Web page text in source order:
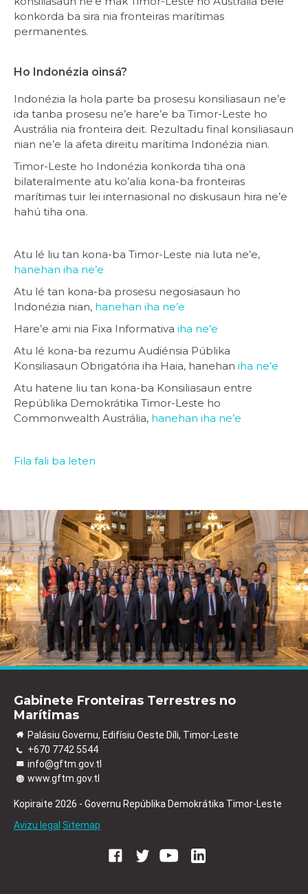
konkorda ba sira nia fronteiras marítimas
permanentes.
Ho Indonézia oinsá?
Indonézia la hola parte ba prosesu konsiliasaun ne’e
ida tanba prosesu ne’e hare’e ba Timor-Leste ho
Austrália nia fronteira deit. Rezultadu final konsiliasaun
nian ne’e la afeta direitu marítima Indonézia nian.
Timor-Leste ho Indonézia konkorda tiha ona
bilateralmente atu ko’alia kona-ba fronteiras
marítimas tuir lei internasional no diskusaun hira ne’e
hahú tiha ona.
Atu lé liu tan kona-ba Timor-Leste nia luta ne’e,
hanehan iha ne’e
Atu lé tan kona-ba prosesu negosiasaun ho
Indonézia nian, hanehan iha ne’e
Hare’e ami nia Fixa Informativa iha ne’e
Atu lé kona-ba rezumu Audiénsia Públika
Konsiliasaun Obrigatória iha Haia, hanehan iha ne’e
Atu hatene liu tan kona-ba Konsiliasaun entre
Repúblika Demokrátika Timor-Leste ho
Commonwealth Austrália, hanehan iha ne’e
Fila fali ba leten
Gabinete Fronteiras Terrestres no
Marítimas
Palásiu Governu, Edifísiu Oeste Díli, Timor-Leste
+670 7742 5544
info@gftm.gov.tl
www.gftm.gov.tl
Kopiraite 2026 - Governu Repúblika Demokrátika Timor-Leste
Avizu legal Sitemap